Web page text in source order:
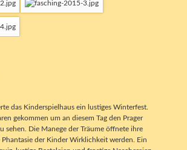
das Kinderspielhaus ein lustiges Winterfest.
gekommen um an diesem Tag den Prager
sehen. Die Manege der Träume öffnete ihre
der Kinder Wirklichkeit werden. Ein